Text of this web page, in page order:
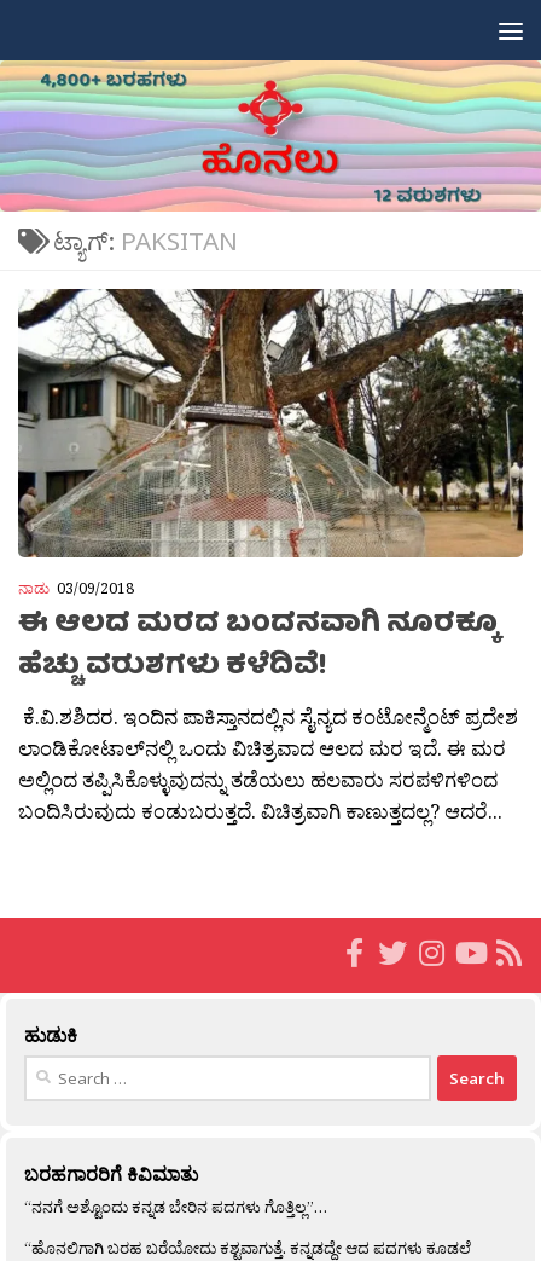
ಟ್ಯಾಗ್: PAKSITAN
ನಾಡು 03/09/2018
ಈ ಆಲದ ಮರದ ಬಂದನವಾಗಿ ನೂರಕ್ಕೂ
ಹೆಚ್ಚು ವರುಶಗಳು ಕಳೆದಿವೆ!
ಕೆ.ವಿ.ಶಶಿದರ. ಇಂದಿನ ಪಾಕಿಸ್ತಾನದಲ್ಲಿನ ಸೈನ್ಯದ ಕಂಟೋನ್ಮೆಂಟ್ ಪ್ರದೇಶ
ಲಾಂಡಿಕೋಟಾಲ್‍ನಲ್ಲಿ ಒಂದು ವಿಚಿತ್ರವಾದ ಆಲದ ಮರ ಇದೆ. ಈ ಮರ
ಅಲ್ಲಿಂದ ತಪ್ಪಿಸಿಕೊಳ್ಳುವುದನ್ನು ತಡೆಯಲು ಹಲವಾರು ಸರಪಳಿಗಳಿಂದ
ಬಂದಿಸಿರುವುದು ಕಂಡುಬರುತ್ತದೆ. ವಿಚಿತ್ರವಾಗಿ ಕಾಣುತ್ತದಲ್ಲ? ಆದರೆ...
ಹುಡುಕಿ
Search
ಬರಹಗಾರರಿಗೆ ಕಿವಿಮಾತು
“ನನಗೆ ಅಶ್ಟೊಂದು ಕನ್ನಡ ಬೇರಿನ ಪದಗಳು ಗೊತ್ತಿಲ್ಲ”…
“ಹೊನಲಿಗಾಗಿ ಬರಹ ಬರೆಯೋದು ಕಶ್ಟವಾಗುತ್ತೆ. ಕನ್ನಡದ್ದೇ ಆದ ಪದಗಳು ಕೂಡಲೆ